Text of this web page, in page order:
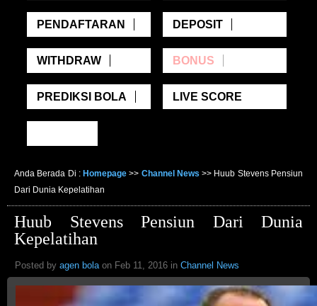
PENDAFTARAN DEPOSIT
WITHDRAW BONUS
PREDIKSI BOLA LIVE SCORE
Anda Berada Di :Homepage >> Channel News >> Huub Stevens Pensiun
Dari Dunia Kepelatihan
Huub Stevens Pensiun Dari Dunia
Kepelatihan
Posted by agen bola on Feb 11, 2016 in Channel News